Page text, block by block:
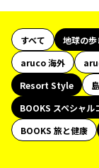
すべて 地球の
aruco 海外
Resort Style
BOOKS スペシャル
BOOKS 旅と健康